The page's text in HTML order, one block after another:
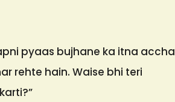
pyaas bujhane ka itna accha
rehte hain. Waise bhi teri